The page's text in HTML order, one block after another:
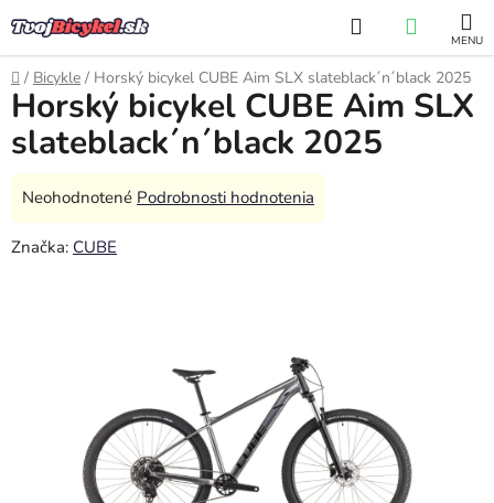
na
obsah
Hľadať
KOŠÍK
Domov
/ Bicykle / Horský bicykel CUBE Aim SLX slateblack´n´black 2025
Horský bicykel CUBE Aim SLX
slateblack´n´black 2025
Priemerné
produktu
Neohodnotené Podrobnosti hodnotenia
Značka: CUBE